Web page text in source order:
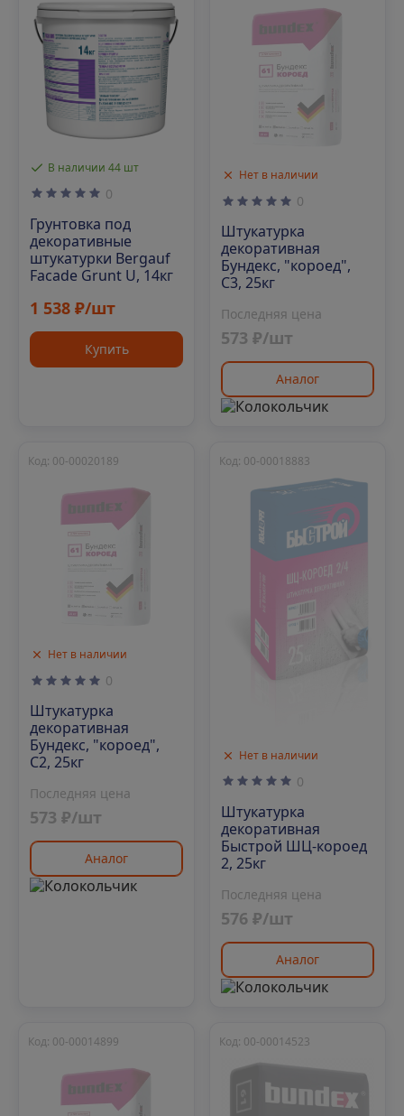
В наличии 44 шт
0
Грунтовка под
декоративные
штукатурки Bergauf
Facade Grunt U, 14кг
1 538 ₽/шт
Купить
Нет в наличии
0
Штукатурка
декоративная
Бундекс, "короед",
С3, 25кг
Последняя цена
573 ₽/шт
Аналог
Нет в наличии
Код: 00-00020189
0
Штукатурка
декоративная
Бундекс, "короед",
С2, 25кг
Последняя цена
573 ₽/шт
Аналог
Нет в наличии
Код: 00-00018883
0
Штукатурка
декоративная
Быстрой ШЦ-короед
2, 25кг
Последняя цена
576 ₽/шт
Аналог
Код: 00-00014899 Код: 00-00014523